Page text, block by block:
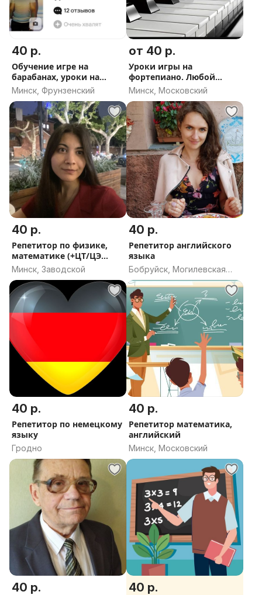
40 р.
Обучение игре на
барабанах, уроки на
барабанах,
Минск, Фрунзенский
от 40 р.
Уроки игры на
фортепиано. Любой
возраст.
Минск, Московский
40 р.
Репетитор по физике,
математике (+ЦТ/ЦЭ
+CSCA)
Минск, Заводской
40 р.
Репетитор английского
языка
Бобруйск, Могилевская
область
40 р.
Репетитор по немецкому
языку
Гродно
40 р.
Репетитор математика,
английский
Минск, Московский
40 р. 40 р.